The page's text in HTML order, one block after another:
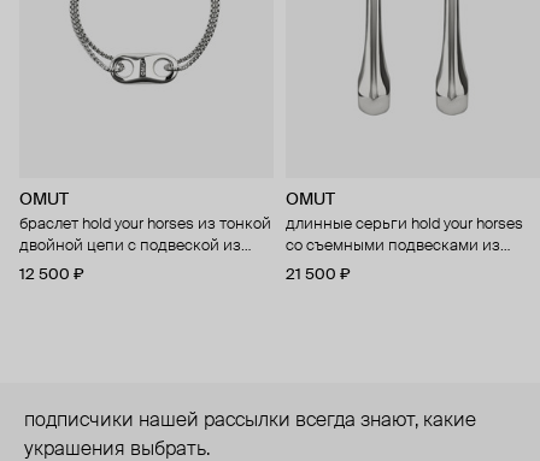
OMUT
браслет hold your horses из тонкой
двойной цепи с подвеской из
бронзы с родиевым покрытием
12 500 ₽
OMUT
длинные серьги hold your horses
со съемными подвесками из
бронзы с родиевым покрытием
21 500 ₽
подписчики нашей рассылки всегда знают, какие
украшения выбрать.